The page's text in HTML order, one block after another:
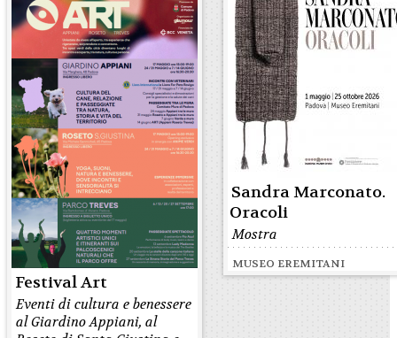
Sandra Marconato.
Oracoli
Mostra
MUSEO EREMITANI
Festival Art
Eventi di cultura e benessere
al Giardino Appiani, al